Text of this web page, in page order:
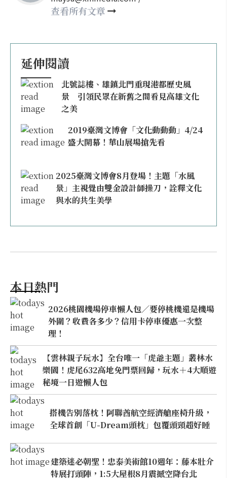
may860527@gmail.com
查看所有文章
延伸閱讀
北號誌樓、雄鎮北門重現港都歷史風
景 引領民眾在新舊之間看見高雄文化
之美
2019臺灣文博會「文化動動動」4/24
盛大開幕！華山展場搶先看
2025臺灣文博會8月登場！主題「水風
景」主視覺由雙金設計師操刀，詮釋文化
與水的共生美學
本日熱門
2026桃園機場停車懶人包／要停桃機還是機場
外圍？收費各多少？信用卡停車優惠一次整
理！
【雲林親子玩水】全台唯一「虎爺主題」叢林水
樂園！虎尾632高地免門票回歸，玩水＋4大順遊
秘境一日遊懶人包
搭機告別落枕！阿聯酋航空經濟艙座椅升級，
全球首創「U-Dream頭枕」包覆頭頸超好睡
建築迷必朝聖！忠泰美術館10週年：藤本壯介
特展打頭陣，1:5大屋根8月震撼空降台北